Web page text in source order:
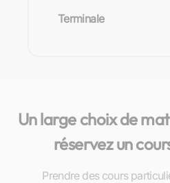
Terminale
Un large choix de
réservez un
Prendre des cours